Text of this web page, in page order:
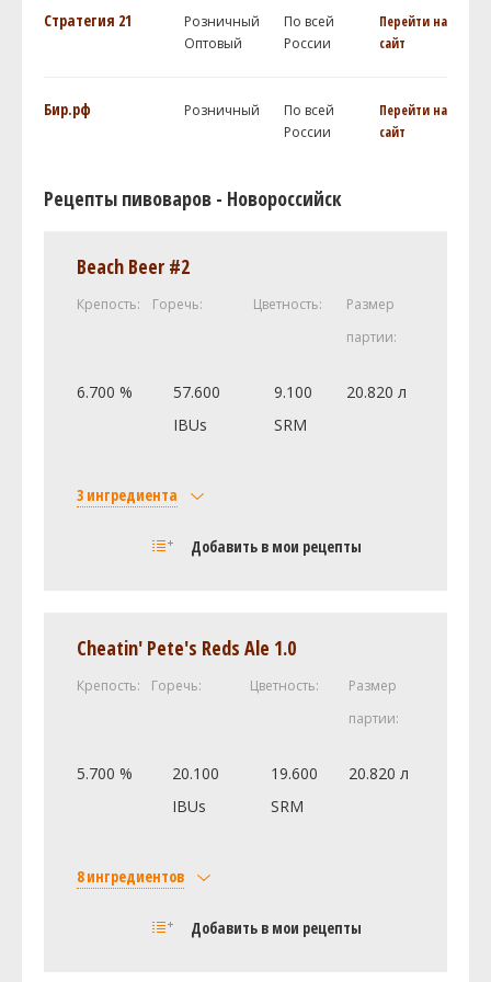
Стратегия 21
Розничный
Оптовый
По всей
России
Перейти на
сайт
Бир.рф Розничный
По всей
России
Перейти на
сайт
Рецепты пивоваров - Новороссийск
Добавить в мои рецепты
Beach Beer #2
Крепость: Горечь: Цветность:
Размер
партии:
6.700 %
57.600
IBUs
9.100
SRM
20.820 л
3 ингредиента
Castle Malting Pale Ale
Центенниал (Centennial)
Добавить в мои рецепты
Cheatin' Pete's Reds Ale 1.0
Крепость: Горечь: Цветность:
Размер
партии:
5.700 %
20.100
IBUs
19.600
SRM
20.820 л
8 ингредиентов
Castle Malting Pale Ale